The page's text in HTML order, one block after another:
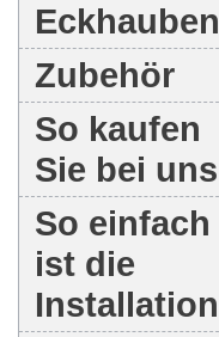
Eckhauben
Zubehör
So kaufen
Sie bei uns
So einfach
ist die
Installation